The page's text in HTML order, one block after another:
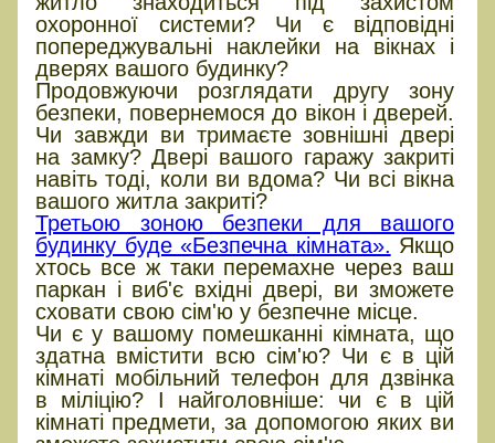
охоронної системи? Чи є відповідні
попереджувальні наклейки на вікнах і
дверях вашого будинку?
Продовжуючи розглядати другу зону
безпеки, повернемося до вікон і дверей.
Чи завжди ви тримаєте зовнішні двері
на замку? Двері вашого гаражу закриті
навіть тоді, коли ви вдома? Чи всі вікна
вашого житла закриті?
Третьою зоною безпеки для вашого
будинку буде «Безпечна кімната». Якщо
хтось все ж таки перемахне через ваш
паркан і виб'є вхідні двері, ви зможете
сховати свою сім'ю у безпечне місце.
Чи є у вашому помешканні кімната, що
здатна вмістити всю сім'ю? Чи є в цій
кімнаті мобільний телефон для дзвінка
в міліцію? І найголовніше: чи є в цій
кімнаті предмети, за допомогою яких ви